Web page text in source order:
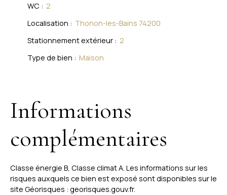
WC : 2
Localisation : Thonon-les-Bains 74200
Stationnement extérieur : 2
Type de bien : Maison
Informations
complémentaires
Classe énergie B, Classe climat A. Les informations sur les
risques auxquels ce bien est exposé sont disponibles sur le
site Géorisques : georisques.gouv.fr.